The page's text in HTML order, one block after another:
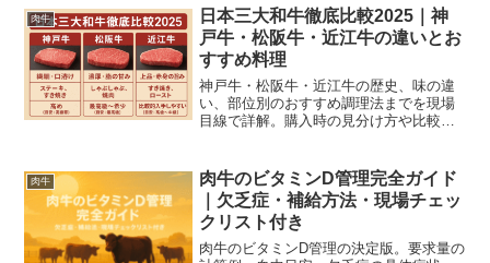
します。
肉牛
日本三大和牛徹底比較2025｜神
戸牛・松阪牛・近江牛の違いとお
すすめ料理
神戸牛・松阪牛・近江牛の歴史、味の違
い、部位別のおすすめ調理法までを現場
目線で詳解。購入時の見分け方や比較表
説。GI登録や証明書のチェック方法で失
敗しない購入ガイド付き。
肉牛
肉牛のビタミンD管理完全ガイド
｜欠乏症・補給方法・現場チェッ
クリスト付き
肉牛のビタミンD管理の決定版。要求量の